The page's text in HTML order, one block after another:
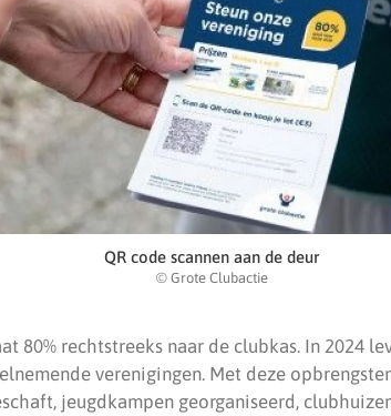
QR code scannen aan de deur
© Grote Clubactie
80% rechtstreeks naar de clubkas. In 2024
verenigingen. Met deze
jeugdkampen georganiseerd,